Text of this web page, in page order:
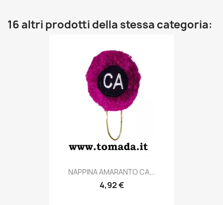
16 altri prodotti della stessa categoria:
Anteprima
NAPPINA AMARANTO CA...
4,92 €